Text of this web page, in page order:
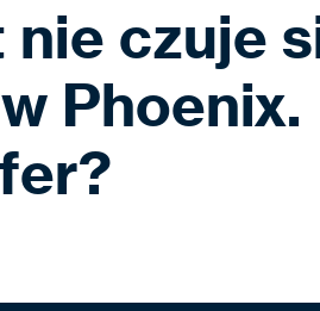
nie czuje
Phoenix.